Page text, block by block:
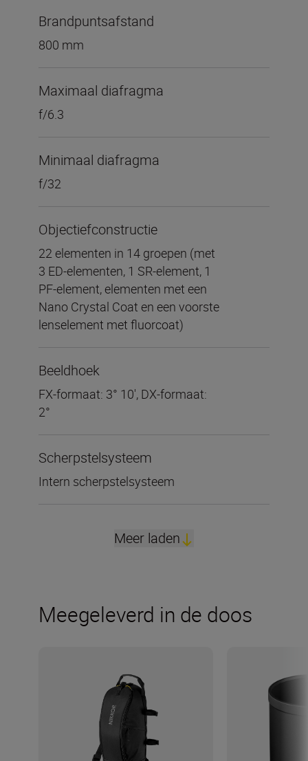
Brandpuntsafstand
800 mm
Maximaal diafragma
f/6.3
Minimaal diafragma
f/32
Objectiefconstructie
22 elementen in 14 groepen (met
3 ED-elementen, 1 SR-element, 1
PF-element, elementen met een
Nano Crystal Coat en een voorste
lenselement met fluorcoat)
Beeldhoek
FX-formaat: 3° 10', DX-formaat:
2°
Scherpstelsysteem
Intern scherpstelsysteem
Meer laden
Meegeleverd in de doos